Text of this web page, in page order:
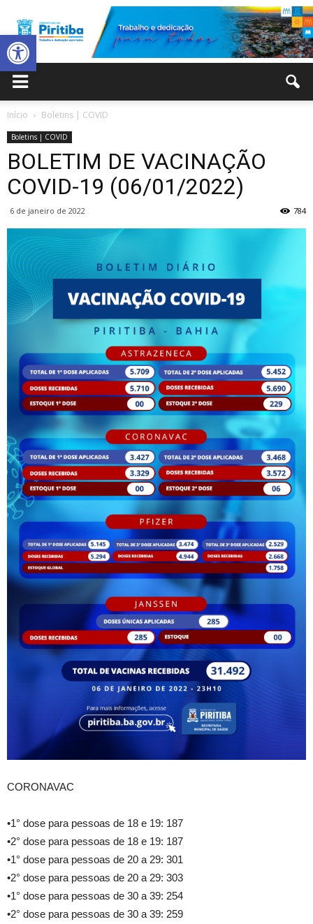
Abrir a barra de ferramentas
Municipal
Piritiba
Início Boletins | COVID
Boletins | COVID
BOLETIM DE VACINAÇÃO
COVID-19 (06/01/2022)
6 de janeiro de 2022 784
CORONAVAC
•1° dose para pessoas de 18 e 19: 187
•2° dose para pessoas de 18 e 19: 187
•1° dose para pessoas de 20 a 29: 301
•2° dose para pessoas de 20 a 29: 303
•1° dose para pessoas de 30 a 39: 254
•2° dose para pessoas de 30 a 39: 259